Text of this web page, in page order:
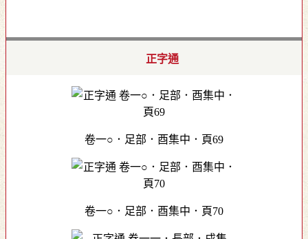
正字通
卷一○．足部．酉集中．頁69
卷一○．足部．酉集中．頁70